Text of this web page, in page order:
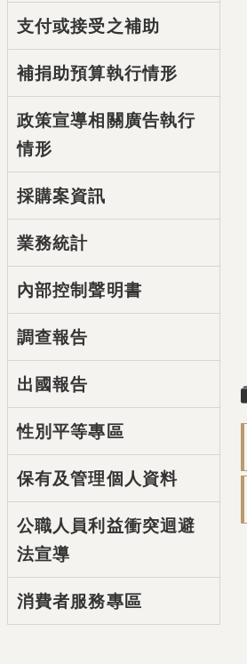
支付或接受之補助
補捐助預算執行情形
政策宣導相關廣告執行
情形
採購案資訊
業務統計
內部控制聲明書
調查報告
出國報告
性別平等專區
保有及管理個人資料
公職人員利益衝突迴避
法宣導
消費者服務專區